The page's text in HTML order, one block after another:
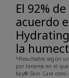
El 92%
acuerdo
la
*Resultados según
por terceros en el
Kay® Skin Care como